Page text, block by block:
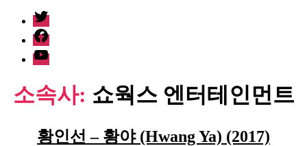
twitter
facebook
Youtube
소속사: 쇼웍스 엔터테인먼트
황인선 – 황야 (Hwang Ya) (2017)